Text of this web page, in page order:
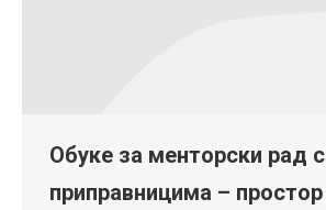
Обуке за менторски рад
приправницима –